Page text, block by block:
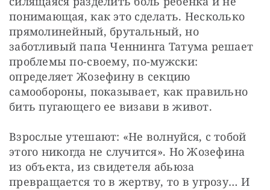
понимающая, как это сделать. Несколько
прямолинейный, брутальный, но
заботливый папа Ченнинга Татума решает
проблемы по-своему, по-мужски:
определяет Жозефину в секцию
самообороны, показывает, как правильно
бить пугающего ее визави в живот.
Взрослые утешают: «Не волнуйся, с тобой
этого никогда не случится». Но Жозефина
из объекта, из свидетеля абьюза
превращается то в жертву, то в угрозу… И